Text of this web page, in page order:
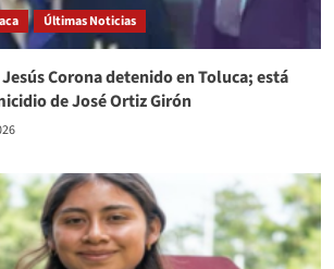
Últimas Noticias
Corona detenido en Toluca; está
de José Ortiz Girón